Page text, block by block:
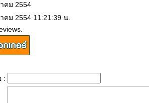
คม 2554
คม 2554 11:21:39 น.
: